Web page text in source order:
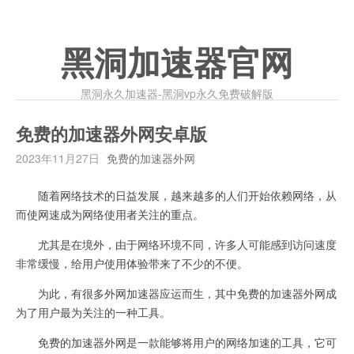
黑洞加速器官网
黑洞永久加速器-黑洞vp永久免费破解版
免费的加速器外网安卓版
2023年11月27日 免费的加速器外网
随着网络技术的日益发展，越来越多的人们开始依赖网络，从
而使网速成为网络使用者关注的重点。
尤其是在境外，由于网络环境不同，许多人可能感到访问速度
非常缓慢，给用户使用体验带来了不少的不便。
为此，有很多外网加速器应运而生，其中免费的加速器外网成
为了用户最为关注的一种工具。
免费的加速器外网是一款能够将用户的网络加速的工具，它可